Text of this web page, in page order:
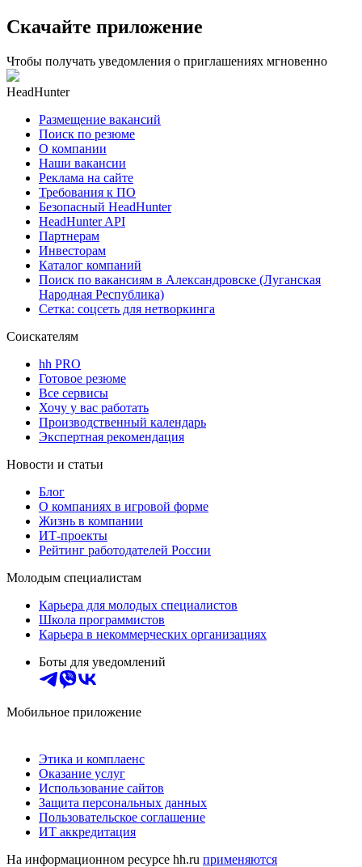
Скачайте приложение
Чтобы получать уведомления о приглашениях мгновенно
HeadHunter
Размещение вакансий
Поиск по резюме
О компании
Наши вакансии
Реклама на сайте
Требования к ПО
Безопасный HeadHunter
HeadHunter API
Партнерам
Инвесторам
Каталог компаний
Поиск по вакансиям в Александровске (Луганская
Народная Республика)
Сетка: соцсеть для нетворкинга
Соискателям
hh PRO
Готовое резюме
Все сервисы
Хочу у вас работать
Производственный календарь
Экспертная рекомендация
Новости и статьи
Блог
О компаниях в игровой форме
Жизнь в компании
ИТ-проекты
Рейтинг работодателей России
Молодым специалистам
Карьера для молодых специалистов
Школа программистов
Карьера в некоммерческих организациях
Боты для уведомлений
Мобильное приложение
Этика и комплаенс
Оказание услуг
Использование сайтов
Защита персональных данных
Пользовательское соглашение
ИТ аккредитация
На информационном ресурсе hh.ru применяются